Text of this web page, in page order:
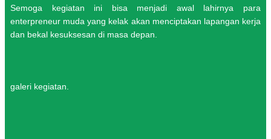
Semoga kegiatan ini bisa menjadi awal lahirnya para
enterpreneur muda yang kelak akan menciptakan lapangan kerja
dan bekal kesuksesan di masa depan.
galeri kegiatan.